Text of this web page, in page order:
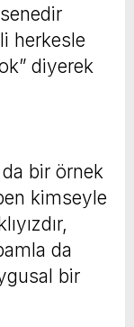
herkesle
diyerek
bir örnek
kimseyle
da
bir